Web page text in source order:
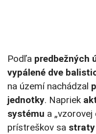
Podľa predbežných
vypálené dve
na území nachádzal
jednotky. Napriek
systému a
prístreškov sa straty